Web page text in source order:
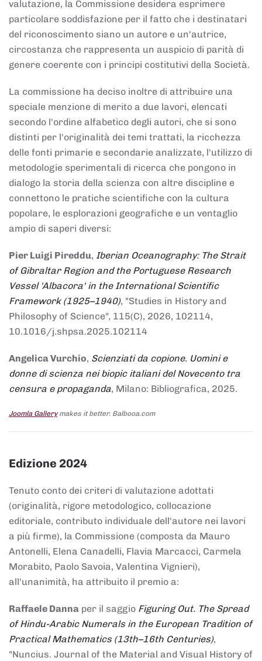
valutazione, la Commissione desidera esprimere
particolare soddisfazione per il fatto che i destinatari
del riconoscimento siano un autore e un'autrice,
circostanza che rappresenta un auspicio di parità di
genere coerente con i principi costitutivi della Società.
La commissione ha deciso inoltre di attribuire una
speciale menzione di merito a due lavori, elencati
secondo l'ordine alfabetico degli autori, che si sono
distinti per l'originalità dei temi trattati, la ricchezza
delle fonti primarie e secondarie analizzate, l'utilizzo di
metodologie sperimentali di ricerca che pongono in
dialogo la storia della scienza con altre discipline e
connettono le pratiche scientifiche con la cultura
popolare, le esplorazioni geografiche e un ventaglio
ampio di saperi diversi:
Pier Luigi Pireddu, Iberian Oceanography: The Strait
of Gibraltar Region and the Portuguese Research
Vessel 'Albacora' in the International Scientific
Framework (1925–1940), "Studies in History and
Philosophy of Science", 115(C), 2026, 102114,
10.1016/j.shpsa.2025.102114
Angelica Vurchio, Scienziati da copione. Uomini e
donne di scienza nei biopic italiani del Novecento tra
censura e propaganda, Milano: Bibliografica, 2025.
Joomla Gallerymakes it better. Balbooa.com
Edizione 2024
Tenuto conto dei criteri di valutazione adottati
(originalità, rigore metodologico, collocazione
editoriale, contributo individuale dell'autore nei lavori
a più firme), la Commissione (composta da Mauro
Antonelli, Elena Canadelli, Flavia Marcacci, Carmela
Morabito, Paolo Savoia, Valentina Vignieri),
all'unanimità, ha attribuito il premio a:
Raffaele Danna per il saggio Figuring Out. The Spread
of Hindu-Arabic Numerals in the European Tradition of
Practical Mathematics (13th–16th Centuries),
"Nuncius. Journal of the Material and Visual History of